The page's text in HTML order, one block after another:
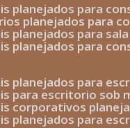
planejados para
planejados para
planejados para
planejados para
planejados para
para escritorio sob
corporativos
planejados para